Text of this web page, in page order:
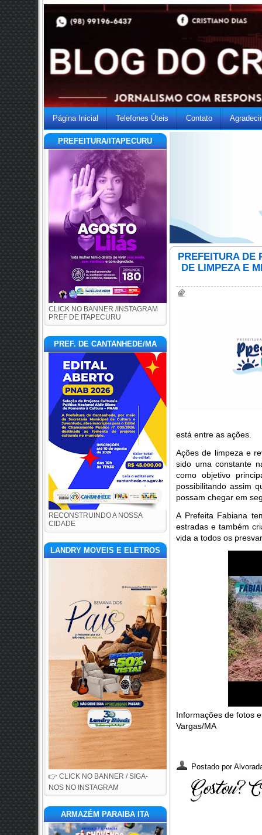
Página Inicial Telefones Úteis Contato
PREFEITURA/ITAPECURU
CLICK NO BANNER /INSTAGRAM
PREF DE ITAPECURU
PREF. DE CANTANHEDE/MA
RECONSTRUINDO A NOSSA
CIDADE
LANDRY MOVEIS E ELETROS
👉 CLICK NO BANNER / SIGA-
NOS NO INSTAGRAM
ARMAZÉM PARAIBA ITA
PREFEITURA DE
DE LIMPEZA E
está entre as ações.
Ações de limpeza e
sido uma constante
como objetivo
possibilitando assim
possam chegar em
A Prefeita Fabiana
estradas e também
vida a todos os
Informações de fotos
Vargas/MA
Postado por